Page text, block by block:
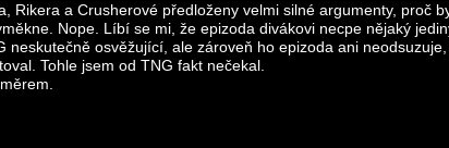
Rikera a Crusherové předloženy velmi silné argumenty, proč
Nope. Líbí se mi, že epizoda divákovi necpe nějaký
osvěžující, ale zároveň ho epizoda ani
Tohle jsem od TNG fakt nečekal.